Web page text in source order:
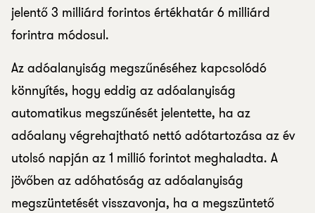
jelentő 3 milliárd forintos értékhatár 6 milliárd
forintra módosul.
Az adóalanyiság megszűnéséhez kapcsolódó
könnyítés, hogy eddig az adóalanyiság
automatikus megszűnését jelentette, ha az
adóalany végrehajtható nettó adótartozása az év
utolsó napján az 1 millió forintot meghaladta. A
jövőben az adóhatóság az adóalanyiság
megszüntetését visszavonja, ha a megszüntető